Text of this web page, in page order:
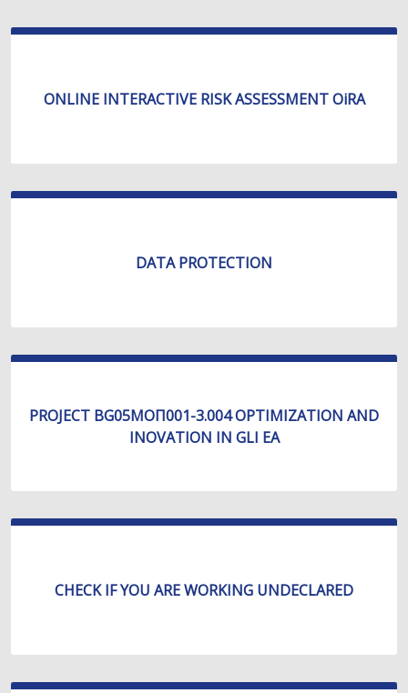
ONLINE INTERACTIVE RISK ASSESSMENT OiRA
DATA PROTECTION
PROJECT BG05МОП001-3.004 OPTIMIZATION AND
INOVATION IN GLI EA
CHECK IF YOU ARE WORKING UNDECLARED